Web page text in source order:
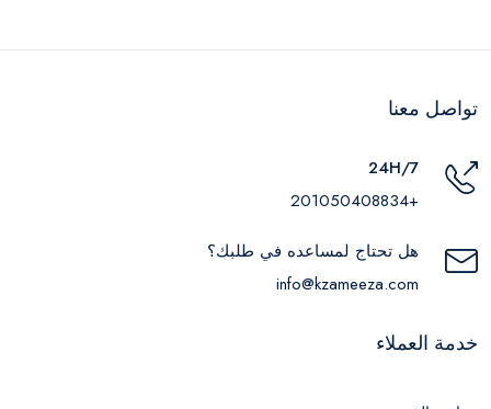
تواصل معنا
24H/7
+201050408834
هل تحتاج لمساعده في طلبك؟
info@kzameeza.com
خدمة العملاء